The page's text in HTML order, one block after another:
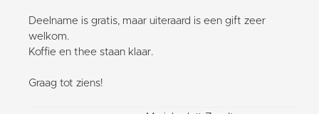
Deelname is gratis, maar uiteraard is een gift zeer
welkom.
Koffie en thee staan klaar.
Graag tot ziens!